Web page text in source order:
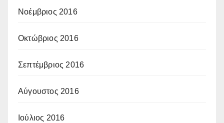
Νοέμβριος 2016
Οκτώβριος 2016
Σεπτέμβριος 2016
Αύγουστος 2016
Ιούλιος 2016